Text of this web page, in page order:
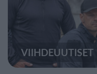
VIIHDEUUTISET